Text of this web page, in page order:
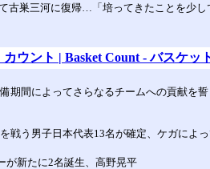
古巣三河に復帰…「培ってきたことを少し
ウント | Basket Count - バスケッ
期間によってさらなるチームへの貢献を
戦う男子日本代表13名が確定、ケガによ
が新たに2名誕生、高野晃平